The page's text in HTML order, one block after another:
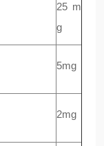
25 m
g
5mg
2mg